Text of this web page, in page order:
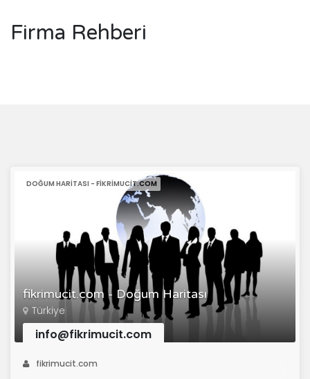
Firma Rehberi
fikrimucit.com - Doğum Haritası
DOĞUM HARITASI - FIKRIMUCIT.COM
Türkiye
info@fikrimucit.com
fikrimucit.com